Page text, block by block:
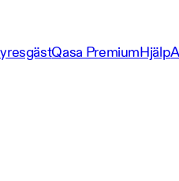
Qasa PremiumHjälp